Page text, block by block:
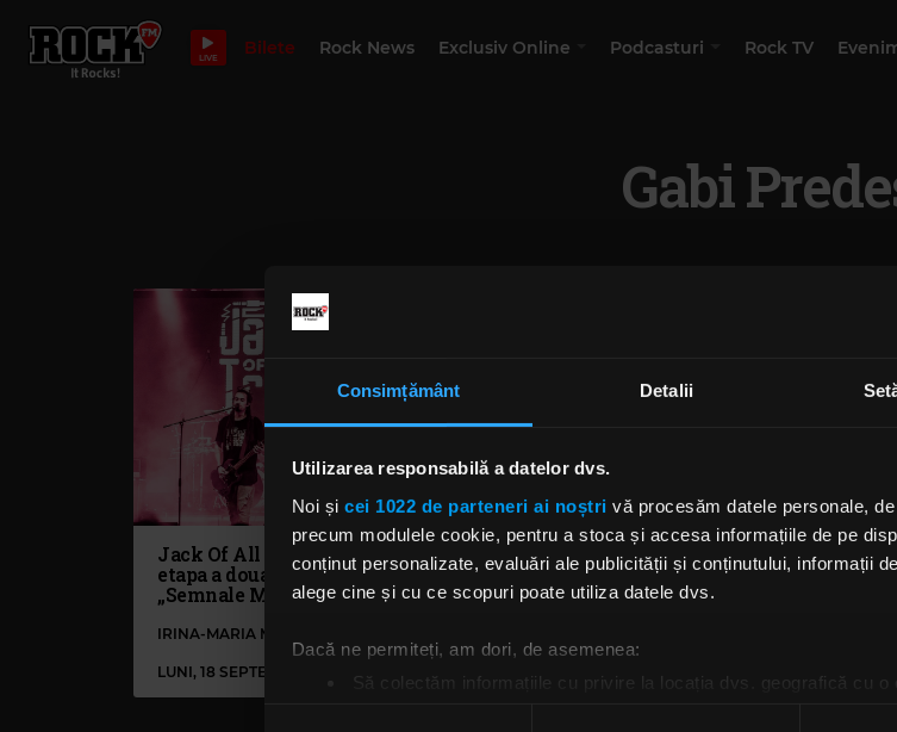
Consimțământ Detalii
Utilizarea responsabilă a datelor dvs.
Noi și cei 1022 de parteneri ai noștri vă procesăm datele personale,
precum modulele cookie, pentru a stoca și accesa informațiile de pe
conținut personalizate, evaluări ale publicității și conținutului, informații
alege cine și cu ce scopuri poate utiliza datele dvs.
Dacă ne permiteți, am dori, de asemenea:
Să colectăm informațiile cu privire la locația dvs. geografică cu
LIVE Bilete Rock News Exclusiv Online Podcasturi Rock TV
Gabi
Jack Of All Trades începe
etapa a doua a turneului
„Semnale Mixte”
IRINA-MARIA MARINESCU
LUNI, 18 SEPTEMBRIE 2023
Jack Of All Trades a creat
coloana sonoră perfectă
pentru vară – „Semnale
IRINA-MARIA MARINESCU